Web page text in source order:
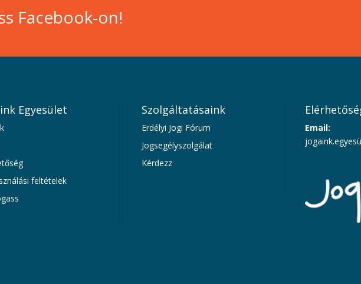
Facebook-on!
Egyesület
feltételek
Szolgáltatásaink
Erdélyi Jogi Fórum
Jogsegélyszolgálat
Kérdezz
Email:
jogaink.egyesü